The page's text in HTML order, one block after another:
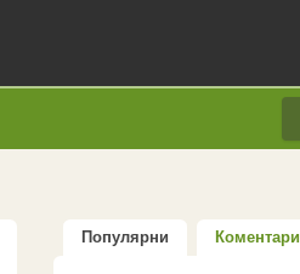
Популярни Коментари